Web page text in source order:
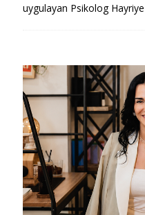
uygulayan Psikolog Hayriye